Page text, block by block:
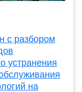
с разбором
устранения
на